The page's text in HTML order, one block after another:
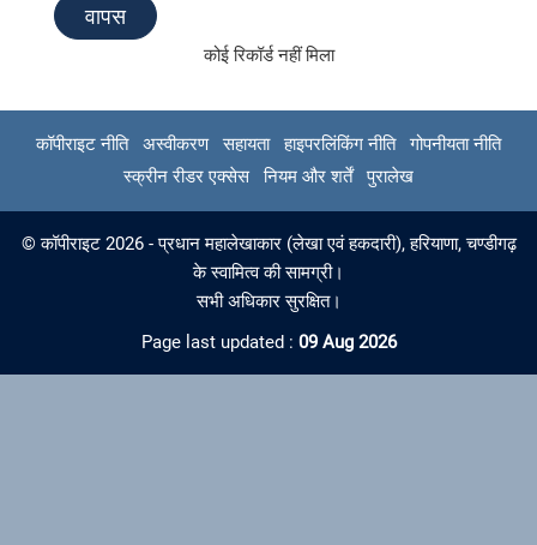
वापस
कोई रिकॉर्ड नहीं मिला
कॉपीराइट नीति अस्वीकरण सहायता हाइपरलिंकिंग नीति
गोपनीयता नीति
स्क्रीन रीडर एक्सेस
नियम और शर्तें पुरालेख
© कॉपीराइट 2026 - प्रधान महालेखाकार (लेखा एवं हकदारी), हरियाणा, चण्‍डीगढ़
के स्वामित्व की सामग्री।
सभी अधिकार सुरक्षित।
Page last updated : 09 Aug 2026